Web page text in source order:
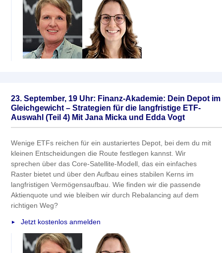
23. September, 19 Uhr: Finanz-Akademie: Dein Depot im
Gleichgewicht – Strategien für die langfristige ETF-
Auswahl (Teil 4) Mit Jana Micka und Edda Vogt
Wenige ETFs reichen für ein austariertes Depot, bei dem du mit
kleinen Entscheidungen die Route festlegen kannst. Wir
sprechen über das Core-Satellite-Modell, das ein einfaches
Raster bietet und über den Aufbau eines stabilen Kerns im
langfristigen Vermögensaufbau. Wie finden wir die passende
Aktienquote und wie bleiben wir durch Rebalancing auf dem
richtigen Weg?
Jetzt kostenlos anmelden